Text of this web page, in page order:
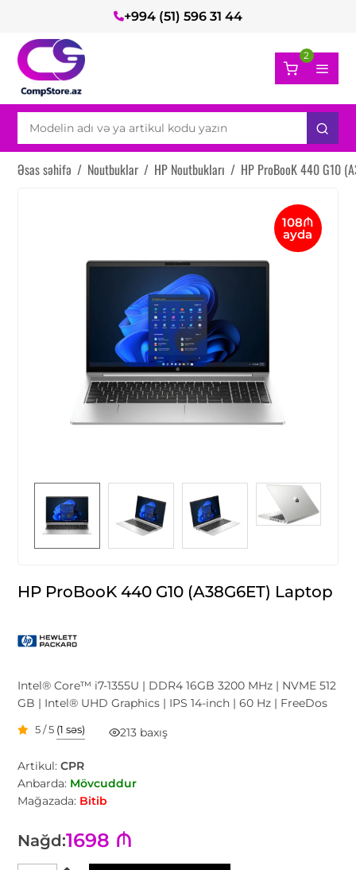
+994 (51) 596 31 44
2
Əsas səhifə / Noutbuklar / HP Noutbukları / HP ProBooK 440 G10
108₼
ayda
HP ProBooK 440 G10 (A38G6ET) Laptop
Intel® Core™ i7-1355U | DDR4 16GB 3200 MHz | NVME 512
GB | Intel® UHD Graphics | IPS 14-inch | 60 Hz | FreeDos
5 / 5 (1 səs) 213 baxış
Artikul:CPR
Anbarda: Mövcuddur
Mağazada: Bitib
Nağd:1698 ₼